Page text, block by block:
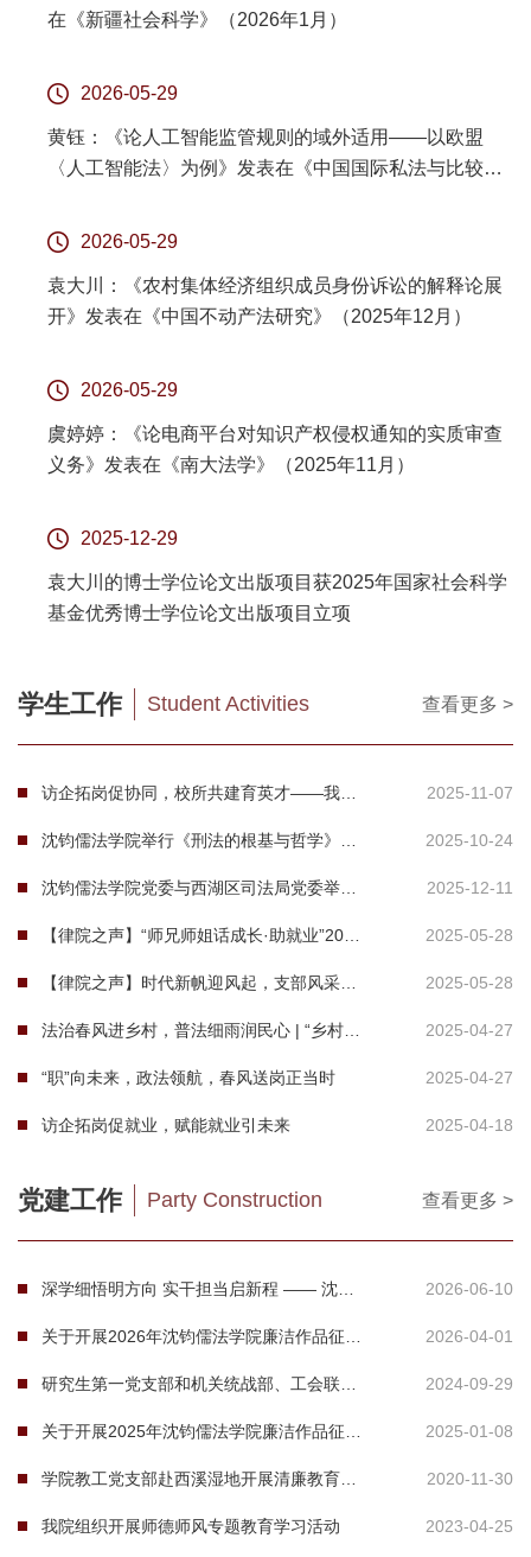
在《新疆社会科学》（2026年1月）
2026-05-29
黄钰：《论人工智能监管规则的域外适用——以欧盟
〈人工智能法〉为例》发表在《中国国际私法与比较法
2026-05-29
袁大川：《农村集体经济组织成员身份诉讼的解释论展
开》发表在《中国不动产法研究》（2025年12月）
2026-05-29
虞婷婷：《论电商平台对知识产权侵权通知的实质审查
义务》发表在《南大法学》（2025年11月）
2025-12-29
袁大川的博士学位论文出版项目获2025年国家社会科学
基金优秀博士学位论文出版项目立项
学生工作 Student Activities 查看更多 >
2025-11-07
2025-10-24
2025-12-11
2025-05-28
2025-05-28
2025-04-27
“职”向未来，政法领航，春风送岗正当时 2025-04-27
访企拓岗促就业，赋能就业引未来 2025-04-18
党建工作 Party Construction 查看更多 >
2026-06-10
2026-04-01
2024-09-29
2025-01-08
2020-11-30
我院组织开展师德师风专题教育学习活动 2023-04-25